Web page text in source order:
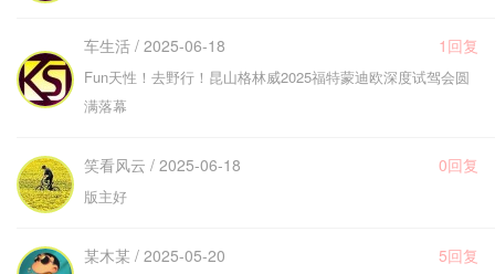
车生活 / 2025-06-18 1回复
Fun天性！去野行！昆山格林威2025福特蒙迪欧深度试驾会圆
满落幕
笑看风云 / 2025-06-18 0回复
版主好
某木某 / 2025-05-20 5回复